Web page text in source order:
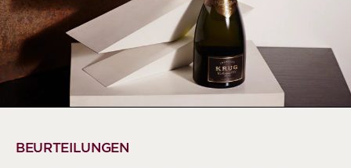
BEURTEILUNGEN